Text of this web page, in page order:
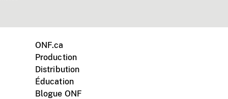
ONF.ca
Production
Distribution
Éducation
Blogue ONF